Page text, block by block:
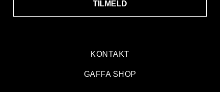
KONTAKT
GAFFA SHOP
TILMELD